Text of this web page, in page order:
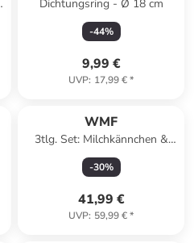
Dichtungsring - Ø 18 cm
-44%
9,99 €
UVP: 17,99 €*
WMF
3tlg. Set: Milchkännchen &
Zuckerdose in Weiß
-30%
41,99 €
UVP: 59,99 €*